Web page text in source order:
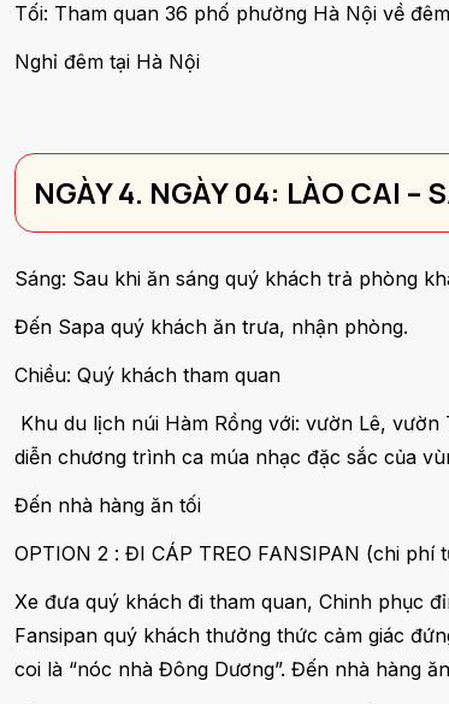
Tối: Tham quan 36 phố phường Hà Nội về
Nghỉ đêm tại Hà Nội
NGÀY 4. NGÀY 04: LÀO CAI –
Sáng: Sau khi ăn sáng quý khách trả phòng
Đến Sapa quý khách ăn trưa, nhận phòng.
Chiều: Quý khách tham quan
Khu du lịch núi Hàm Rồng với: vườn Lê,
diễn chương trình ca múa nhạc đặc sắc của
Đến nhà hàng ăn tối
OPTION 2 : ĐI CÁP TREO FANSIPAN (chi phí
Xe đưa quý khách đi tham quan, Chinh phục
Fansipan quý khách thưởng thức cảm giác
coi là “nóc nhà Đông Dương”. Đến nhà hàng